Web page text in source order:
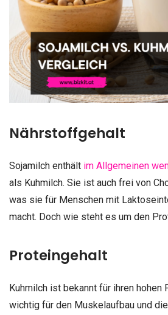
Nährstoffgehalt
Sojamilch enthält im Allgemeinen
als Kuhmilch. Sie ist auch frei von
was sie für Menschen mit
macht. Doch wie steht es um den
Proteingehalt
Kuhmilch ist bekannt für ihren hohen
wichtig für den Muskelaufbau und